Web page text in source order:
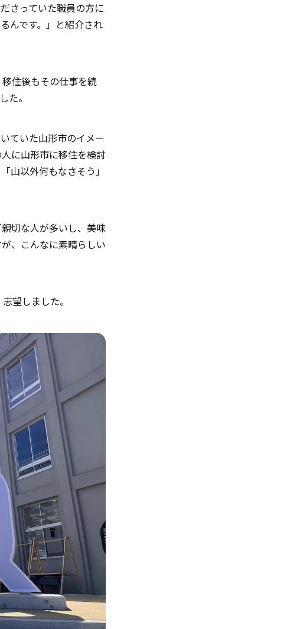
さっていた職員の方に
んです。」と紹介され
住後もその仕事を続
た。
ていた山形市のイメー
に山形市に移住を検討
山以外何もなさそう」
切な人が多いし、美味
、こんなに素晴らしい
望しました。